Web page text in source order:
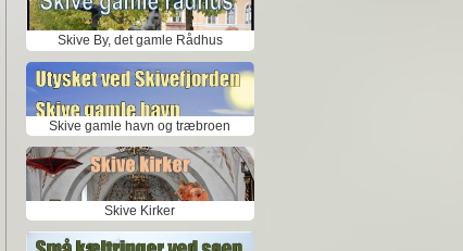
Skive By, det gamle Rådhus
Skive gamle havn og træbroen
Skive Kirker